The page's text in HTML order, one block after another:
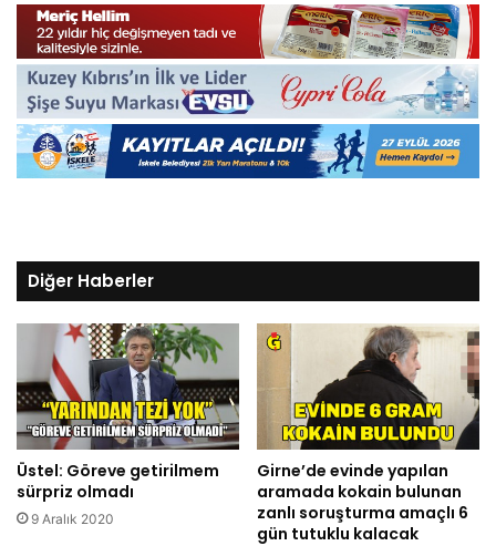
Diğer Haberler
Üstel: Göreve getirilmem
sürpriz olmadı
9 Aralık 2020
Girne’de evinde yapılan
aramada kokain bulunan
zanlı soruşturma amaçlı 6
gün tutuklu kalacak